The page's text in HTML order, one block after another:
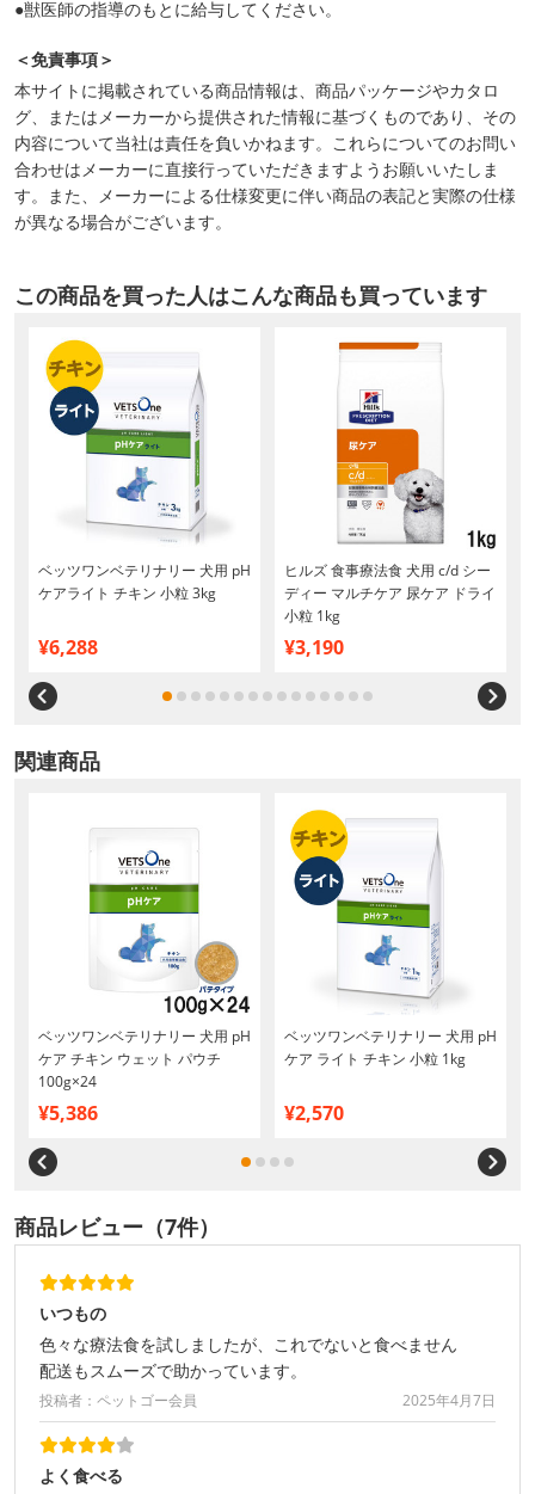
●獣医師の指導のもとに給与してください。
＜免責事項＞
本サイトに掲載されている商品情報は、商品パッケージやカタロ
グ、またはメーカーから提供された情報に基づくものであり、その
内容について当社は責任を負いかねます。これらについてのお問い
合わせはメーカーに直接行っていただきますようお願いいたしま
す。また、メーカーによる仕様変更に伴い商品の表記と実際の仕様
が異なる場合がございます。
この商品を買った人はこんな商品も買っています
ベッツワンベテリナリー 犬用 pH
ケアライト チキン 小粒 3kg
¥6,288
ヒルズ 食事療法食 犬用 c/d シー
ディー マルチケア 尿ケア ドライ
小粒 1kg
¥3,190
関連商品
ベッツワンベテリナリー 犬用 pH
ケア チキン ウェット パウチ
100g×24
¥5,386
ベッツワンベテリナリー 犬用 pH
ケア ライト チキン 小粒 1kg
¥2,570
商品レビュー（7件）
いつもの
色々な療法食を試しましたが、これでないと食べません
配送もスムーズで助かっています。
投稿者：ペットゴー会員 2025年4月7日
よく食べる